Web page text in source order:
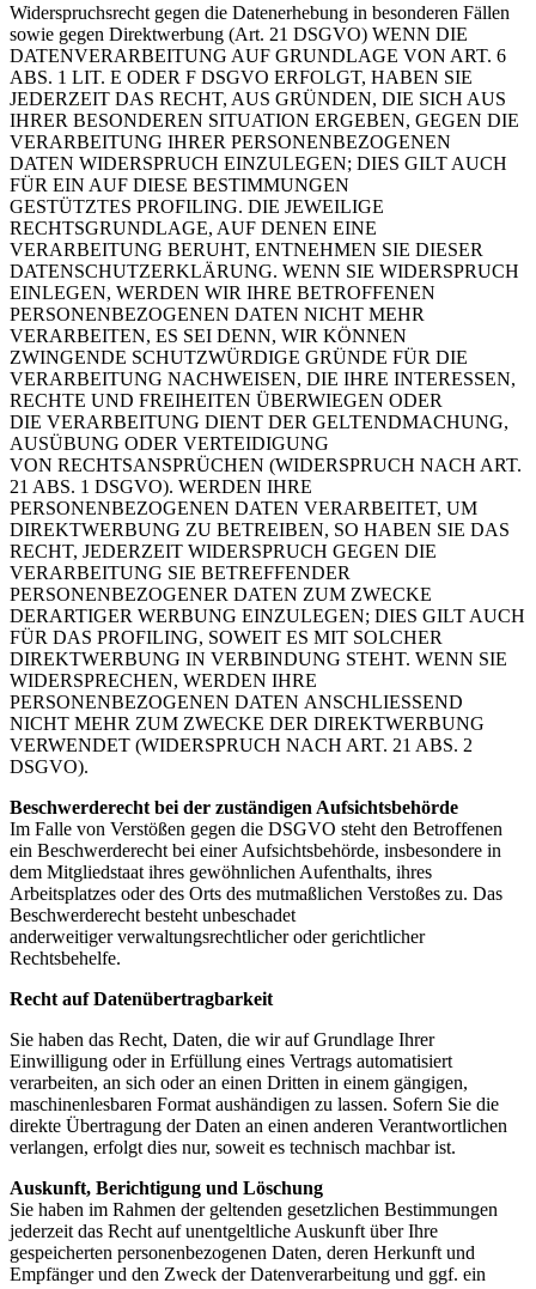
Widerspruchsrecht gegen die Datenerhebung in besonderen Fällen
sowie gegen Direktwerbung (Art. 21 DSGVO) WENN DIE
DATENVERARBEITUNG AUF GRUNDLAGE VON ART. 6
ABS. 1 LIT. E ODER F DSGVO ERFOLGT, HABEN SIE
JEDERZEIT DAS RECHT, AUS GRÜNDEN, DIE SICH AUS
IHRER BESONDEREN SITUATION ERGEBEN, GEGEN DIE
VERARBEITUNG IHRER PERSONENBEZOGENEN
DATEN WIDERSPRUCH EINZULEGEN; DIES GILT AUCH
FÜR EIN AUF DIESE BESTIMMUNGEN
GESTÜTZTES PROFILING. DIE JEWEILIGE
RECHTSGRUNDLAGE, AUF DENEN EINE
VERARBEITUNG BERUHT, ENTNEHMEN SIE DIESER
DATENSCHUTZERKLÄRUNG. WENN SIE WIDERSPRUCH
EINLEGEN, WERDEN WIR IHRE BETROFFENEN
PERSONENBEZOGENEN DATEN NICHT MEHR
VERARBEITEN, ES SEI DENN, WIR KÖNNEN
ZWINGENDE SCHUTZWÜRDIGE GRÜNDE FÜR DIE
VERARBEITUNG NACHWEISEN, DIE IHRE INTERESSEN,
RECHTE UND FREIHEITEN ÜBERWIEGEN ODER
DIE VERARBEITUNG DIENT DER GELTENDMACHUNG,
AUSÜBUNG ODER VERTEIDIGUNG
VON RECHTSANSPRÜCHEN (WIDERSPRUCH NACH ART.
21 ABS. 1 DSGVO). WERDEN IHRE
PERSONENBEZOGENEN DATEN VERARBEITET, UM
DIREKTWERBUNG ZU BETREIBEN, SO HABEN SIE DAS
RECHT, JEDERZEIT WIDERSPRUCH GEGEN DIE
VERARBEITUNG SIE BETREFFENDER
PERSONENBEZOGENER DATEN ZUM ZWECKE
DERARTIGER WERBUNG EINZULEGEN; DIES GILT AUCH
FÜR DAS PROFILING, SOWEIT ES MIT SOLCHER
DIREKTWERBUNG IN VERBINDUNG STEHT. WENN SIE
WIDERSPRECHEN, WERDEN IHRE
PERSONENBEZOGENEN DATEN ANSCHLIESSEND
NICHT MEHR ZUM ZWECKE DER DIREKTWERBUNG
VERWENDET (WIDERSPRUCH NACH ART. 21 ABS. 2
DSGVO).
Beschwerderecht bei der zuständigen Aufsichtsbehörde
Im Falle von Verstößen gegen die DSGVO steht den Betroffenen
ein Beschwerderecht bei einer Aufsichtsbehörde, insbesondere in
dem Mitgliedstaat ihres gewöhnlichen Aufenthalts, ihres
Arbeitsplatzes oder des Orts des mutmaßlichen Verstoßes zu. Das
Beschwerderecht besteht unbeschadet
anderweitiger verwaltungsrechtlicher oder gerichtlicher
Rechtsbehelfe.
Recht auf Datenübertragbarkeit
Sie haben das Recht, Daten, die wir auf Grundlage Ihrer
Einwilligung oder in Erfüllung eines Vertrags automatisiert
verarbeiten, an sich oder an einen Dritten in einem gängigen,
maschinenlesbaren Format aushändigen zu lassen. Sofern Sie die
direkte Übertragung der Daten an einen anderen Verantwortlichen
verlangen, erfolgt dies nur, soweit es technisch machbar ist.
Auskunft, Berichtigung und Löschung
Sie haben im Rahmen der geltenden gesetzlichen Bestimmungen
jederzeit das Recht auf unentgeltliche Auskunft über Ihre
gespeicherten personenbezogenen Daten, deren Herkunft und
Empfänger und den Zweck der Datenverarbeitung und ggf. ein